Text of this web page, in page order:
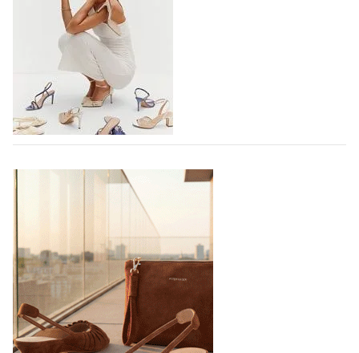
IDZI (Беларусь) на выставке Euro Shoes
Бренд IDZI – это детская и подростковая обувь с
элементами ортопедии от белорусского
производителя (РУП «Белорусский протезно-
ортопедический восстановительный…
04.08.2026 463
КАЖДОМ ШАГЕ
В 2027 году бренд TAMARIS отмечает 60-летний
юбилей. Шесть десятилетий доверия миллионов
покупателей, постоянного развития и понимания,
какой будет современная женщина завтра.
Юбилейная коллекция Весна–Лето 2027 открывает
не просто новый сезон, а…
04.08.2026 564